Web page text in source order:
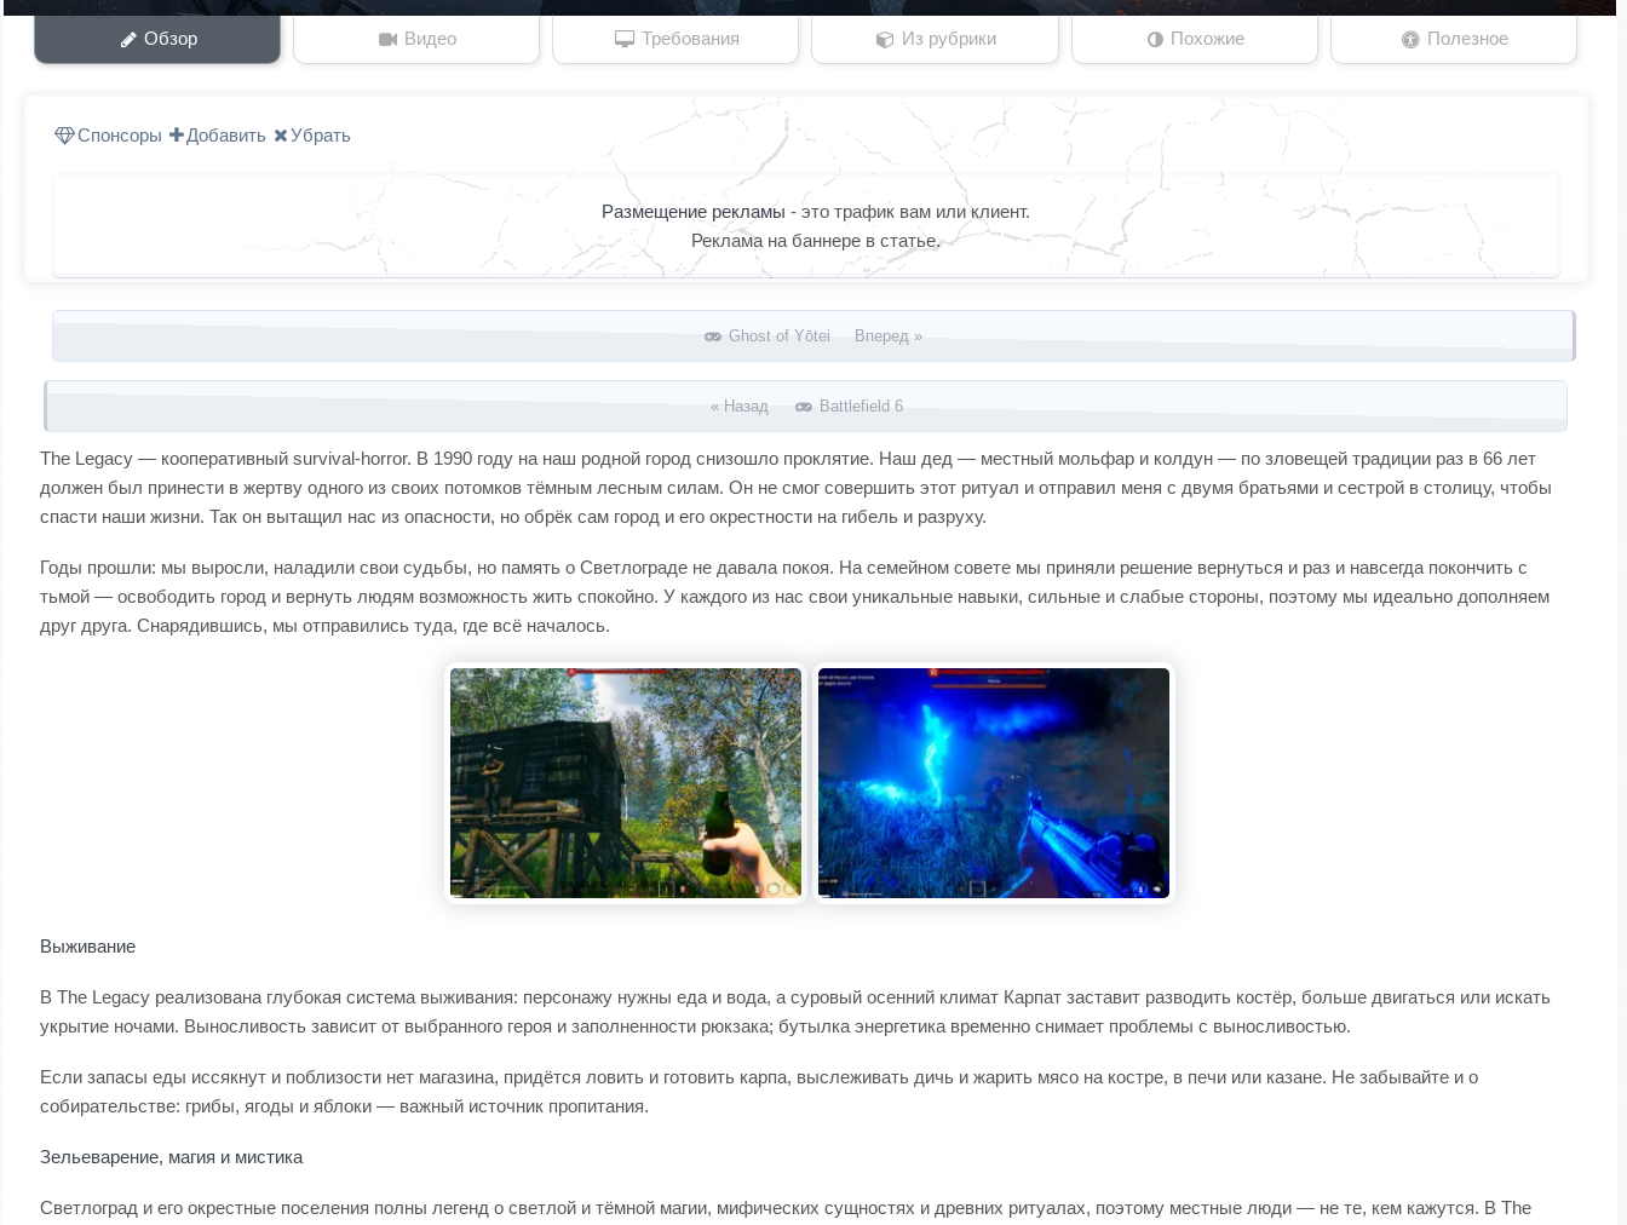
Обзор Видео Требования Из рубрики Похожие Полезное
Спонсоры Добавить Убрать
Размещение рекламы - это трафик вам или клиент.
Реклама на баннере в статье.
Запись навигация
Ghost of Yōtei Вперед »
« Назад Battlefield 6
The Legacy — кооперативный survival-horror. В 1990 году на наш родной город снизошло проклятие. Наш дед — местный мольфар и колдун — по зловещей традиции раз в 66 лет
должен был принести в жертву одного из своих потомков тёмным лесным силам. Он не смог совершить этот ритуал и отправил меня с двумя братьями и сестрой в столицу, чтобы
спасти наши жизни. Так он вытащил нас из опасности, но обрёк сам город и его окрестности на гибель и разруху.
Годы прошли: мы выросли, наладили свои судьбы, но память о Светлограде не давала покоя. На семейном совете мы приняли решение вернуться и раз и навсегда покончить с
тьмой — освободить город и вернуть людям возможность жить спокойно. У каждого из нас свои уникальные навыки, сильные и слабые стороны, поэтому мы идеально дополняем
друг друга. Снарядившись, мы отправились туда, где всё началось.
Выживание
В The Legacy реализована глубокая система выживания: персонажу нужны еда и вода, а суровый осенний климат Карпат заставит разводить костёр, больше двигаться или искать
укрытие ночами. Выносливость зависит от выбранного героя и заполненности рюкзака; бутылка энергетика временно снимает проблемы с выносливостью.
Если запасы еды иссякнут и поблизости нет магазина, придётся ловить и готовить карпа, выслеживать дичь и жарить мясо на костре, в печи или казане. Не забывайте и о
собирательстве: грибы, ягоды и яблоки — важный источник пропитания.
Зельеварение, магия и мистика
Светлоград и его окрестные поселения полны легенд о светлой и тёмной магии, мифических сущностях и древних ритуалах, поэтому местные люди — не те, кем кажутся. В The